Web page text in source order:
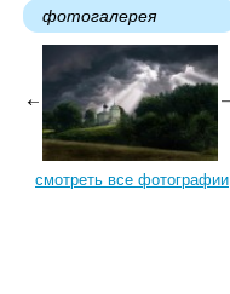
фотогалерея
смотреть все фотографии